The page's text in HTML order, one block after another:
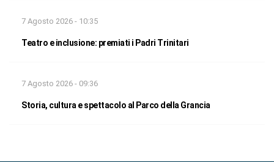
7 Agosto 2026 - 10:35
Teatro e inclusione: premiati i Padri Trinitari
7 Agosto 2026 - 09:36
Storia, cultura e spettacolo al Parco della Grancia